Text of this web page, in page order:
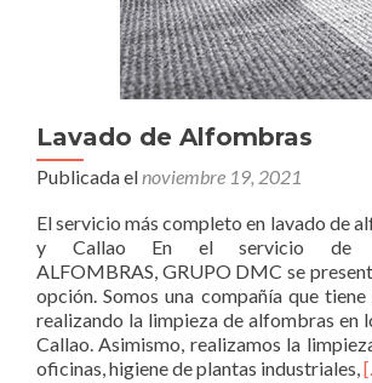
Lavado de Alfombras
Publicada elnoviembre 19, 2021
El servicio más completo en lavado de
y Callao En el servicio de
ALFOMBRAS, GRUPO DMC se
opción. Somos una compañía que
realizando la limpieza de alfombras en
Callao. Asimismo, realizamos la
oficinas, higiene de plantas industriales,